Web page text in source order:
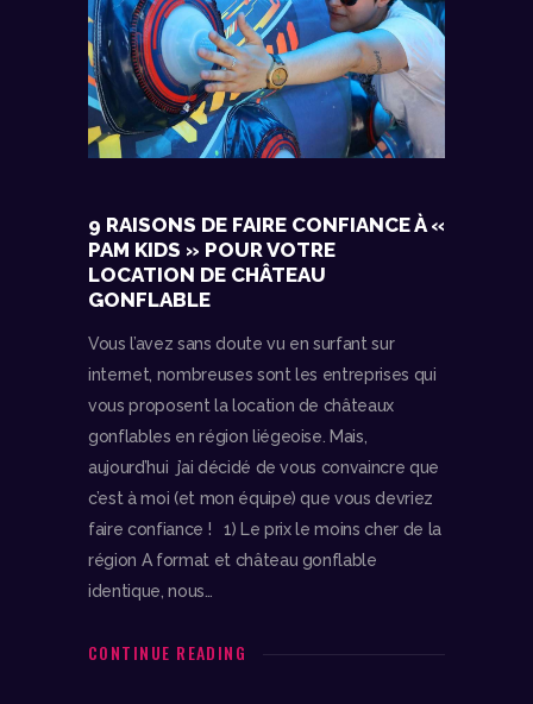
9 RAISONS DE FAIRE CONFIANCE À «
PAM KIDS » POUR VOTRE
LOCATION DE CHÂTEAU
GONFLABLE
Vous l’avez sans doute vu en surfant sur
internet, nombreuses sont les entreprises qui
vous proposent la location de châteaux
gonflables en région liégeoise. Mais,
aujourd’hui j’ai décidé de vous convaincre que
c’est à moi (et mon équipe) que vous devriez
faire confiance ! 1) Le prix le moins cher de la
région A format et château gonflable
identique, nous…
CONTINUE READING